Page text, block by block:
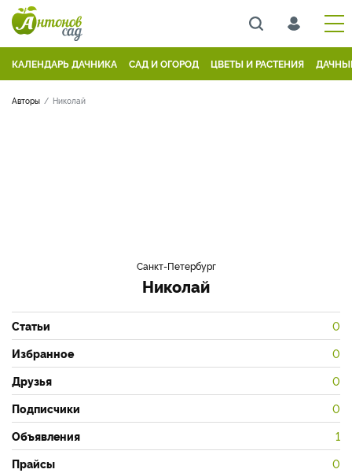
КАЛЕНДАРЬ ДАЧНИКА САД И ОГОРОД ЦВЕТЫ И РАСТЕНИЯ
Авторы Николай
Санкт-Петербург
Николай
Статьи 0
Избранное 0
Друзья 0
Подписчики 0
Объявления 1
Прайсы 0